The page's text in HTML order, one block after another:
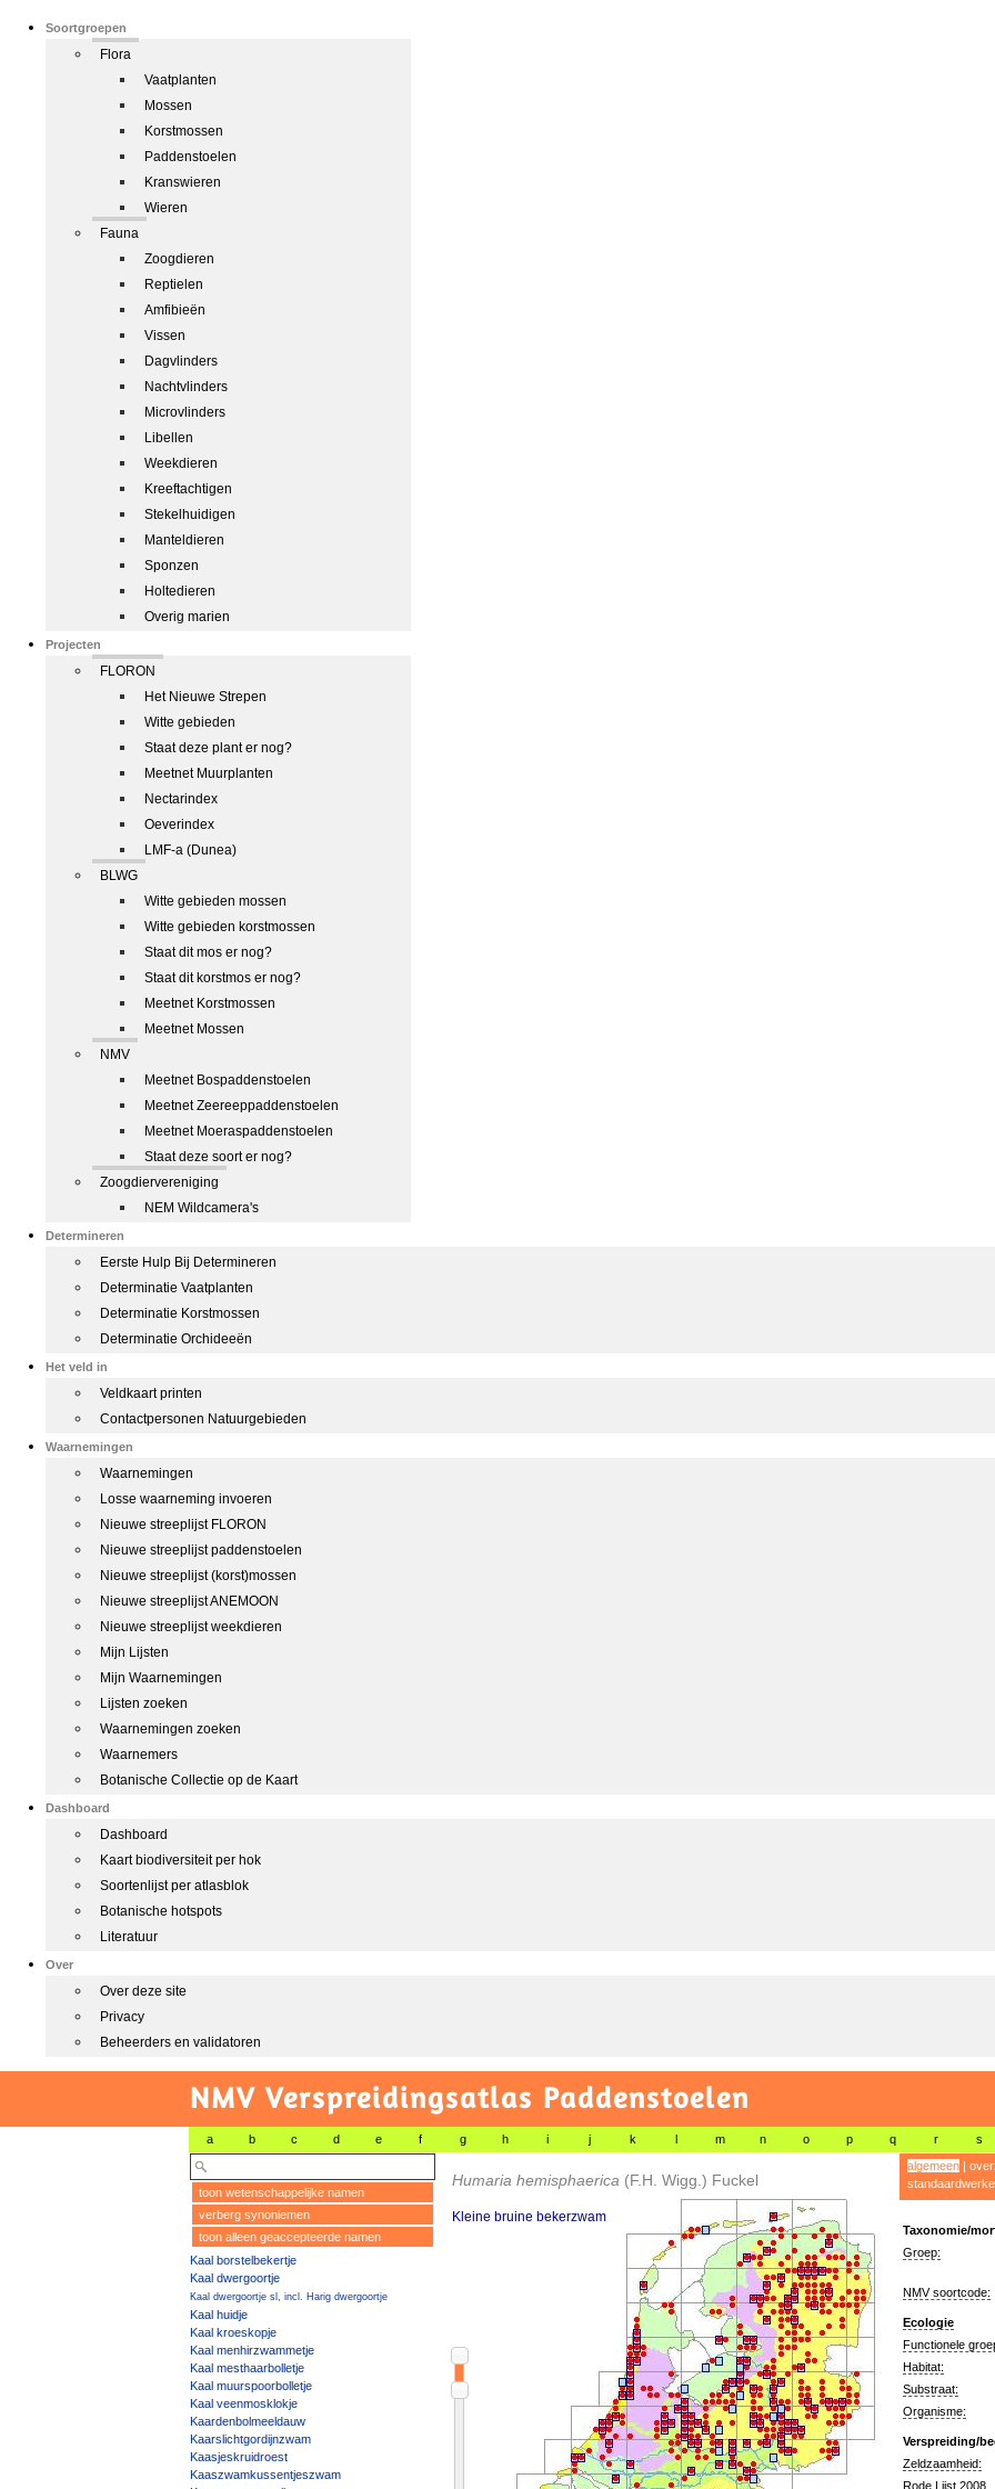
Soortgroepen
Flora
Vaatplanten
Mossen
Korstmossen
Paddenstoelen
Kranswieren
Wieren
Fauna
Zoogdieren
Reptielen
Amfibieën
Vissen
Dagvlinders
Nachtvlinders
Microvlinders
Libellen
Weekdieren
Kreeftachtigen
Stekelhuidigen
Manteldieren
Sponzen
Holtedieren
Overig marien
Projecten
FLORON
Het Nieuwe Strepen
Witte gebieden
Staat deze plant er nog?
Meetnet Muurplanten
Nectarindex
Oeverindex
LMF-a (Dunea)
BLWG
Witte gebieden mossen
Witte gebieden korstmossen
Staat dit mos er nog?
Staat dit korstmos er nog?
Meetnet Korstmossen
Meetnet Mossen
NMV
Meetnet Bospaddenstoelen
Meetnet Zeereeppaddenstoelen
Meetnet Moeraspaddenstoelen
Staat deze soort er nog?
Zoogdiervereniging
NEM Wildcamera's
Determineren
Eerste Hulp Bij Determineren
Determinatie Vaatplanten
Determinatie Korstmossen
Determinatie Orchideeën
Het veld in
Veldkaart printen
Contactpersonen Natuurgebieden
Waarnemingen
Waarnemingen
Losse waarneming invoeren
Nieuwe streeplijst FLORON
Nieuwe streeplijst paddenstoelen
Nieuwe streeplijst (korst)mossen
Nieuwe streeplijst ANEMOON
Nieuwe streeplijst weekdieren
Mijn Lijsten
Mijn Waarnemingen
Lijsten zoeken
Waarnemingen zoeken
Waarnemers
Botanische Collectie op de Kaart
Dashboard
Dashboard
Kaart biodiversiteit per hok
Soortenlijst per atlasblok
Botanische hotspots
Literatuur
Over
Over deze site
Privacy
Beheerders en validatoren
NMV Verspreidingsatlas Paddenstoelen
a b c d e f g h i j k l m n o p q r s
toon wetenschappelijke namen
verberg synoniemen
toon alleen geaccepteerde namen
Kaal borstelbekertje
Kaal dwergoortje
Kaal dwergoortje sl, incl. Harig dwergoortje
Kaal huidje
Kaal kroeskopje
Kaal menhirzwammetje
Kaal mesthaarbolletje
Kaal muurspoorbolletje
Kaal veenmosklokje
Kaardenbolmeeldauw
Kaarslichtgordijnzwam
Kaasjeskruidroest
Kaaszwamkussentjeszwam
Humaria hemisphaerica (F.H. Wigg.) Fuckel
Kleine bruine bekerzwam
algemeen|
Taxonomie/
Groep:
NMV soortcode:
Ecologie
Functionele
Habitat:
Substraat:
Organisme:
Verspreiding/
Zeldzaamheid:
Rode Lijst 2008